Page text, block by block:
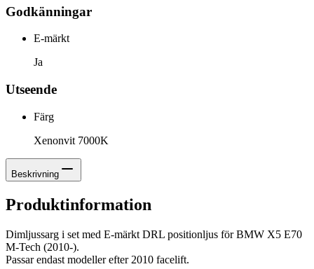
Godkänningar
E-märkt
Ja
Utseende
Färg
Xenonvit 7000K
Beskrivning
Produktinformation
Dimljussarg i set med E-märkt DRL positionljus för BMW X5 E70
M-Tech (2010-).
Passar endast modeller efter 2010 facelift.